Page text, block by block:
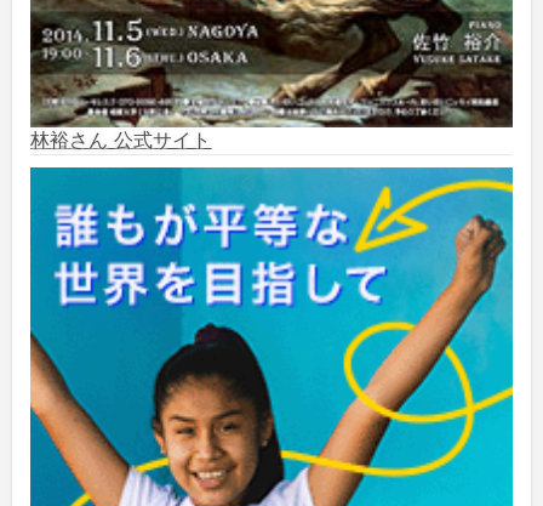
2024年8月 (10)
2024年7月 (1)
2024年6月 (6)
2024年5月 (4)
2024年2月 (1)
2023年8月 (1)
2023年5月 (2)
2023年4月
林裕さん 公式サイト